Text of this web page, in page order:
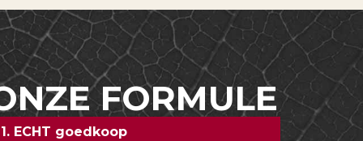
FORMULE
1. ECHT goedkoop